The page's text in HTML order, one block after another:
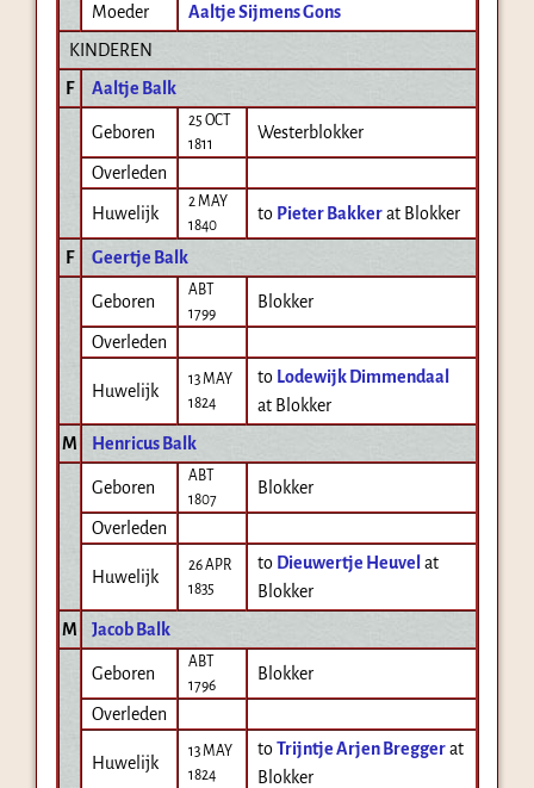
Moeder
Aaltje Sijmens Gons
KINDEREN
F
Aaltje Balk
Geboren
25 OCT
1811
Westerblokker
Overleden
Huwelijk
2 MAY
1840
to Pieter Bakker at Blokker
F Geertje Balk
Geboren
ABT
1799
Blokker
Overleden
Huwelijk
13 MAY
1824
to Lodewijk Dimmendaal
at Blokker
M
Henricus Balk
Geboren
ABT
1807
Blokker
Overleden
Huwelijk
26 APR
1835
to Dieuwertje Heuvel at
Blokker
M
Jacob Balk
Geboren
ABT
1796
Blokker
Overleden
Huwelijk
13 MAY
1824
toTrijntje Arjen Bregger at
Blokker